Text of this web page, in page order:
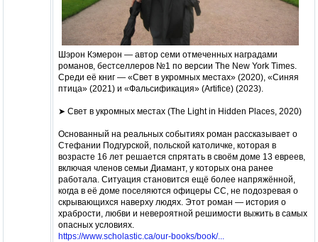
Шэрон Кэмерон — автор семи отмеченных наградами
романов, бестселлеров №1 по версии The New York Times.
Среди её книг — «Свет в укромных местах» (2020), «Синяя
птица» (2021) и «Фальсификация» (Artifice) (2023).
➤️ Свет в укромных местах (The Light in Hidden Places, 2020)
Основанный на реальных событиях роман рассказывает о
Стефании Подгурской, польской католичке, которая в
возрасте 16 лет решается спрятать в своём доме 13 евреев,
включая членов семьи Диамант, у которых она ранее
работала. Ситуация становится ещё более напряжённой,
когда в её доме поселяются офицеры СС, не подозревая о
скрывающихся наверху людях. Этот роман — история о
храбрости, любви и невероятной решимости выжить в самых
опасных условиях.
https://www.scholastic.ca/our-books/book/...